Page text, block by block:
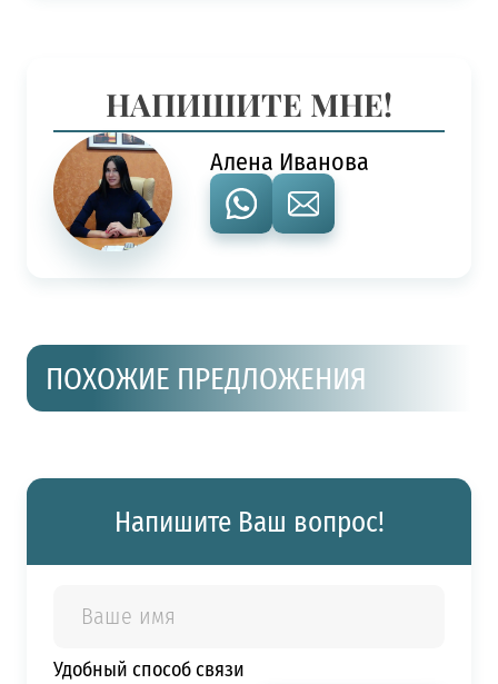
НАПИШИТЕ МНЕ!
Алена Иванова
ПОХОЖИЕ ПРЕДЛОЖЕНИЯ
Напишите Ваш вопрос!
Удобный способ связи